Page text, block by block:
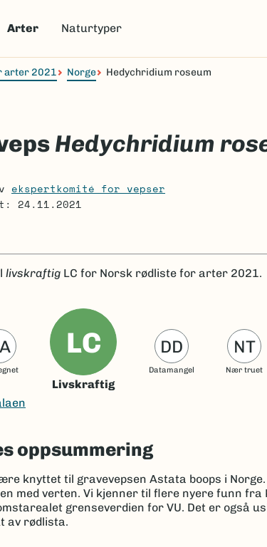
Arter Naturtyper
arter 2021 Norge Hedychridium roseum
Hedychridium
ekspertkomité for vepser
24.11.2021
livskraftig LC for Norsk rødliste for arter 2021.
LC
Livskraftig
DD
Datamangel
NT
Nær truet
oppsummering
knyttet til gravevepsen Astata boops i
med verten. Vi kjenner til flere nyere funn
grenseverdien for VU. Det er også
av rødlista.